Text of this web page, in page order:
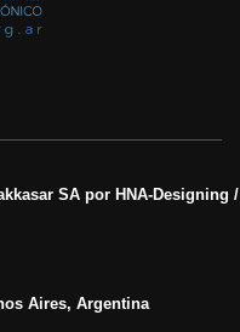
SA por HNA-Designing /
Aires, Argentina